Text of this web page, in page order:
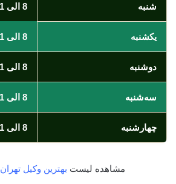
شنبه 8 الی 21
یکشنبه 8 الی 21
دوشنبه 8 الی 21
سه‌شنبه 8 الی 21
چهارشنبه 8 الی 21
مشاهده لیست بهترین وکیل تهران